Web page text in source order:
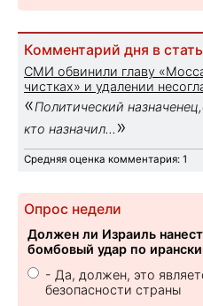
Комментарий дня в
СМИ обвинили главу
чистках» и удалении
«Политический
кто назначил... »
Средняя оценка комментария: 1
Опрос недели
Должен ли Израиль
бомбовый удар по
- Да, должен, это
безопасности страны